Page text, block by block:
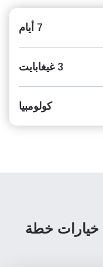
7 أيام
3 غيغابايت
كولومبيا
خيارات خطة